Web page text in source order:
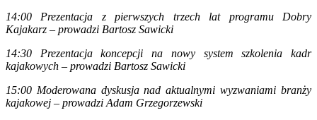
14:00 Prezentacja z pierwszych trzech lat programu Dobry
Kajakarz – prowadzi Bartosz Sawicki
14:30 Prezentacja koncepcji na nowy system szkolenia kadr
kajakowych – prowadzi Bartosz Sawicki
15:00 Moderowana dyskusja nad aktualnymi wyzwaniami branży
kajakowej – prowadzi Adam Grzegorzewski